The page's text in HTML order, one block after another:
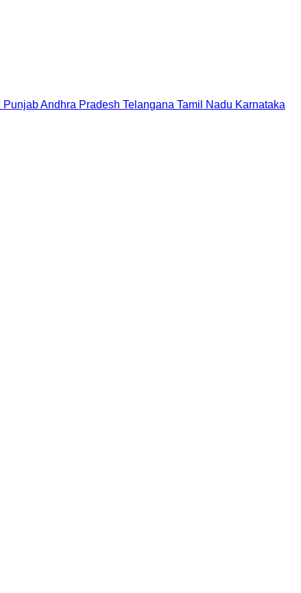
PunjabAndhra Pradesh Telangana Tamil Nadu Karnataka